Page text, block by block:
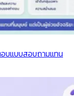
บแบบสอบถามแทน